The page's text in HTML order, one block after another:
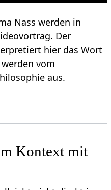
Nass werden‏‎ in
Der
hier das Wort
vom
aus.
Kontext mit